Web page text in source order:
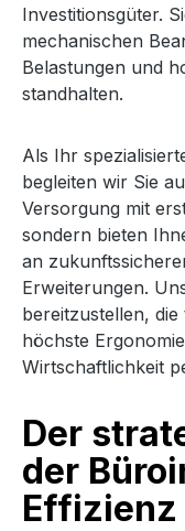
Investitionsgüter.
mechanischen
Belastungen und
standhalten.
Als Ihr
begleiten wir Sie
Versorgung mit
sondern bieten
an
Erweiterungen.
bereitzustellen,
höchste
Wirtschaftlichkeit
Der
der
Effizienz